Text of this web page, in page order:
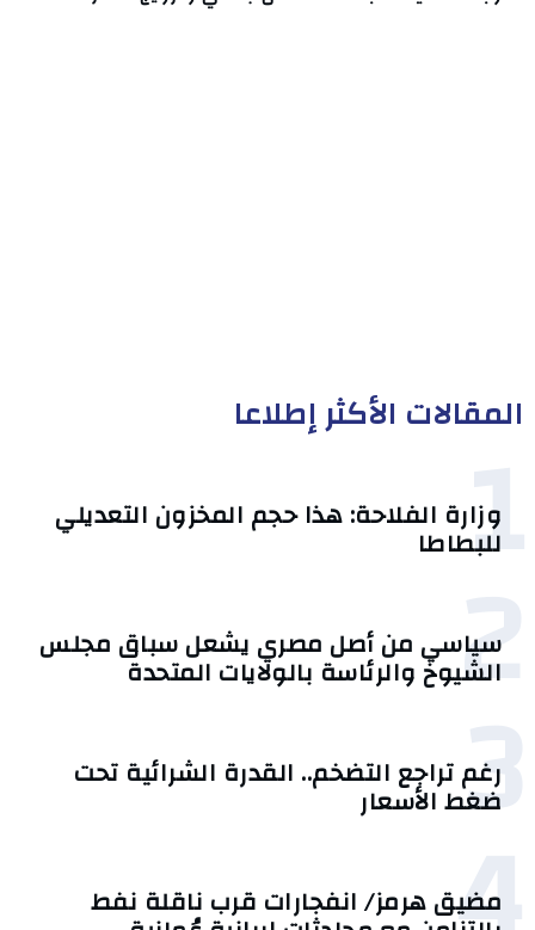
المقالات الأكثر إطلاعا
1
وزارة الفلاحة: هذا حجم المخزون التعديلي
للبطاطا
2
سياسي من أصل مصري يشعل سباق مجلس
الشيوخ والرئاسة بالولايات المتحدة
3
رغم تراجع التضخم.. القدرة الشرائية تحت
ضغط الأسعار
مضيق هرمز/ انفجارات قرب ناقلة نفط